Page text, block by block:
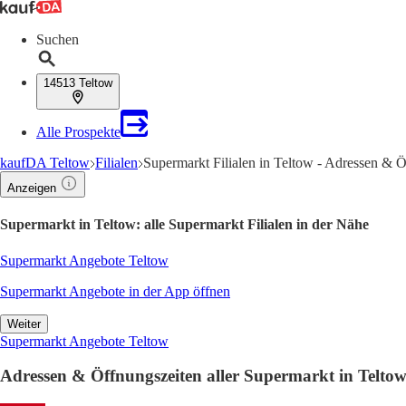
Suchen
14513 Teltow
Alle Prospekte
kaufDA Teltow Filialen Supermarkt Filialen in Teltow - Adressen &
Anzeigen
Supermarkt in Teltow: alle Supermarkt Filialen in der Nähe
Supermarkt Angebote Teltow
Supermarkt Angebote in der App öffnen
Weiter
Supermarkt Angebote Teltow
Adressen & Öffnungszeiten aller Supermarkt in Teltow